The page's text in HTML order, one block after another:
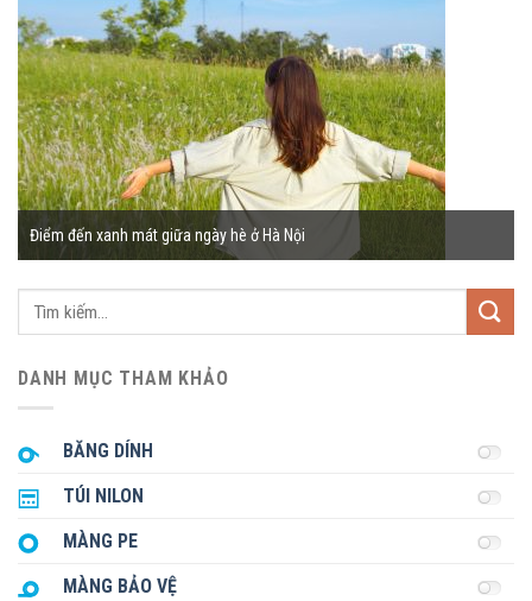
Điểm đến xanh mát giữa ngày hè ở Hà Nội
Tìm
DANH MỤC THAM KHẢO
BĂNG DÍNH
TÚI NILON
MÀNG PE
MÀNG BẢO VỆ